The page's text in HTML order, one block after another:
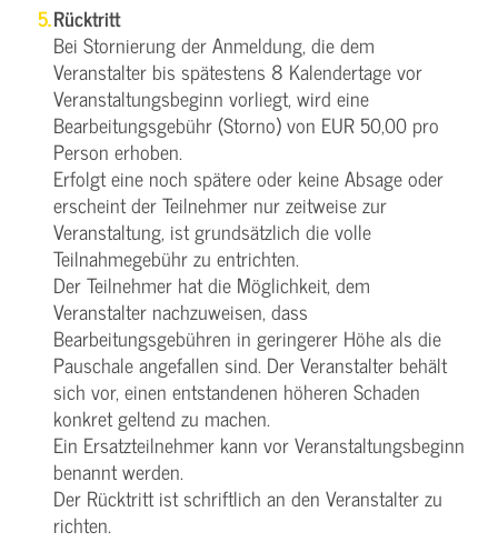
Rücktritt
Bei Stornierung der Anmeldung, die dem
Veranstalter bis spätestens 8 Kalendertage vor
Veranstaltungsbeginn vorliegt, wird eine
Bearbeitungsgebühr (Storno) von EUR 50,00 pro
Person erhoben.
Erfolgt eine noch spätere oder keine Absage oder
erscheint der Teilnehmer nur zeitweise zur
Veranstaltung, ist grundsätzlich die volle
Teilnahmegebühr zu entrichten.
Der Teilnehmer hat die Möglichkeit, dem
Veranstalter nachzuweisen, dass
Bearbeitungsgebühren in geringerer Höhe als die
Pauschale angefallen sind. Der Veranstalter behält
sich vor, einen entstandenen höheren Schaden
konkret geltend zu machen.
Ein Ersatzteilnehmer kann vor Veranstaltungsbeginn
benannt werden.
Der Rücktritt ist schriftlich an den Veranstalter zu
richten.